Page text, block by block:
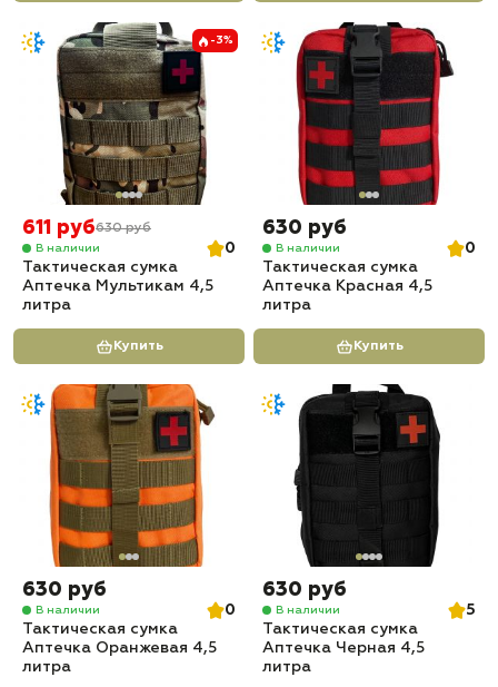
-3%
611 руб630 руб
В наличии
0
Тактическая сумка
Аптечка Мультикам 4,5
литра
Купить
630 руб
В наличии
0
Тактическая сумка
Аптечка Красная 4,5
литра
Купить
630 руб
В наличии
0
Тактическая сумка
Аптечка Оранжевая 4,5
литра
630 руб
В наличии
5
Тактическая сумка
Аптечка Черная 4,5
литра